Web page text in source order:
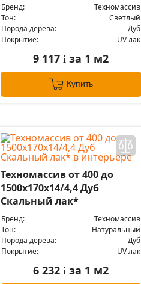
Бренд:
Техномассив
Тон:
Светлый
Порода дерева:
Дуб
Покрытие:
UV лак
9 117i за 1 м2
Купить
Техномассив от 400 до
1500х170х14/4,4 Дуб
Скальный лак*
Бренд:
Техномассив
Тон:
Натуральный
Порода дерева:
Дуб
Покрытие:
UV лак
6 232i за 1 м2